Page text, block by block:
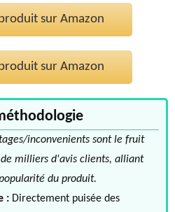
sur Amazon
sur Amazon
inconvenients sont le fruit
milliers d'avis clients, alliant
du produit.
: Directement puisée des